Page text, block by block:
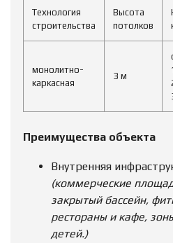
Технология
строительства
Высота
потолков
монолитно-
каркасная
3 м
Преимущества объекта
Внутренняя
(коммерческие
закрытый бассейн,
рестораны и кафе,
детей.)